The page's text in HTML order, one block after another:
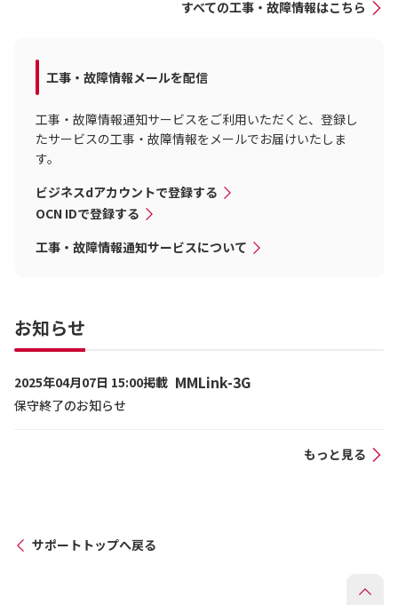
すべての工事・故障情報はこちら
工事・故障情報メールを配信
工事・故障情報通知サービスをご利用いただくと、登録し
たサービスの工事・故障情報をメールでお届けいたしま
す。
ビジネスdアカウントで登録する
OCN IDで登録する
工事・故障情報通知サービスについて
お知らせ
2025年04月07日 15:00掲載 MMLink-3G
保守終了のお知らせ
もっと見る
サポートトップへ戻る